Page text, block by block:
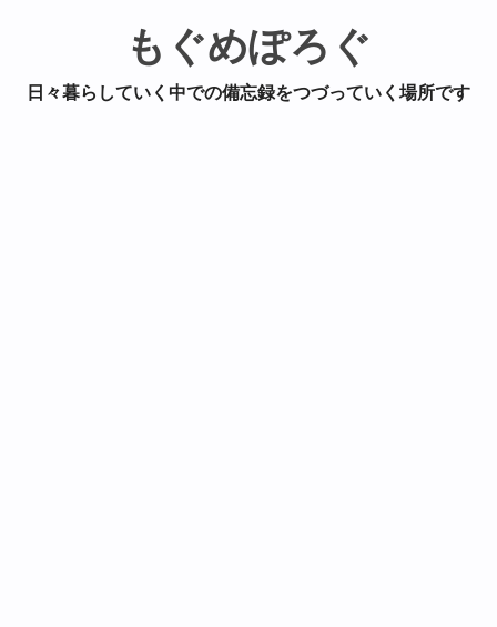
もぐめぽろぐ
日々暮らしていく中での備忘録をつづっていく場所です